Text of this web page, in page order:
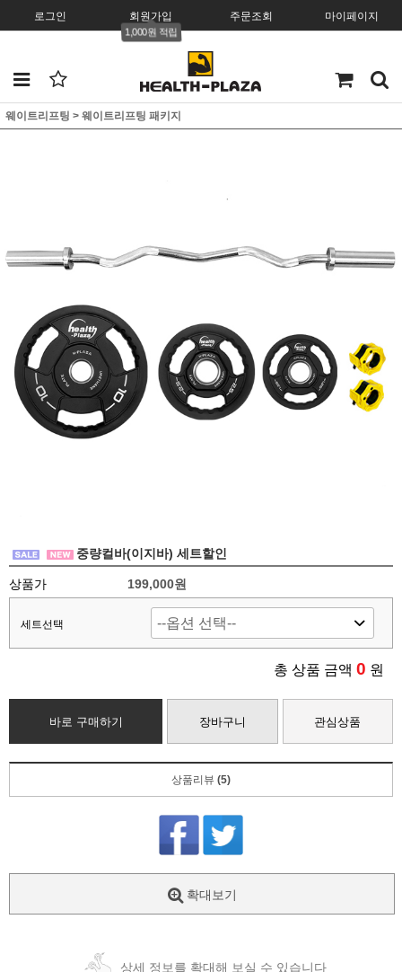
로그인 회원가입
1,000원 적립
주문조회 마이페이지
웨이트리프팅 > 웨이트리프팅 패키지
중량컬바(이지바) 세트할인
상품가 199,000원
세트선택
총 상품 금액 0 원
바로 구매하기 장바구니 관심상품
상품리뷰 (5)
확대보기
상세 정보를 확대해 보실 수 있습니다